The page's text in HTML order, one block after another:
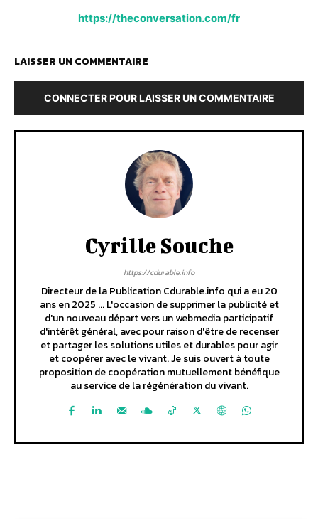
https://theconversation.com/fr
LAISSER UN COMMENTAIRE
CONNECTER POUR LAISSER UN COMMENTAIRE
Cyrille Souche
https://cdurable.info
Directeur de la Publication Cdurable.info qui a eu 20
ans en 2025 ... L'occasion de supprimer la publicité et
d'un nouveau départ vers un webmedia participatif
d'intérêt général, avec pour raison d'être de recenser
et partager les solutions utiles et durables pour agir
et coopérer avec le vivant. Je suis ouvert à toute
proposition de coopération mutuellement bénéfique
au service de la régénération du vivant.